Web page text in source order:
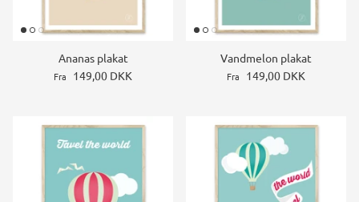
Ananas plakat
Fra 149,00 DKK
Vandmelon plakat
Fra 149,00 DKK